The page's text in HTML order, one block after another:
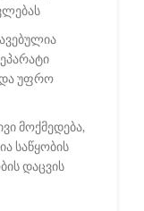
და უფრო
მოქმედება,
საწყობის
დაცვის